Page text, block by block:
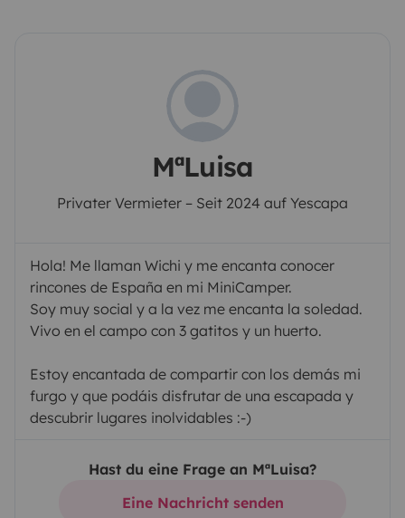
MªLuisa
Privater Vermieter – Seit 2024 auf Yescapa
Hola! Me llaman Wichi y me encanta conocer
rincones de España en mi MiniCamper.
Soy muy social y a la vez me encanta la soledad.
Vivo en el campo con 3 gatitos y un huerto.
Estoy encantada de compartir con los demás mi
furgo y que podáis disfrutar de una escapada y
descubrir lugares inolvidables :-)
Hast du eine Frage an MªLuisa?
Eine Nachricht senden